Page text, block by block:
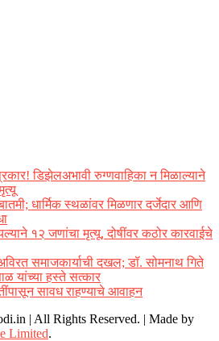
डिझेलअभावी रुग्णवाहिका न मिळाल्याने
धार्मिक स्थळांवर मिळणार दर्जेदार आणि
१२ जणांचा मृत्यू, दोषींवर कठोर कारवाईचे
समाजकार्याची दखल; डॉ. सोमनाथ गिते
यांच्या हस्ते सत्कार
सावध राहण्याचे आवाहन
| All Rights Reserved. | Made by
Limited.